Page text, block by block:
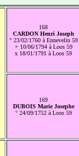
168
CARDON Henri Joseph
° 23/02/1760 à Ennevelin 59
+ 10/06/1794 à Loos 59
x 18/01/1791 à Loos 59
169
DUBOIS Marie Josephe
° 24/09/1752 à Loos 59